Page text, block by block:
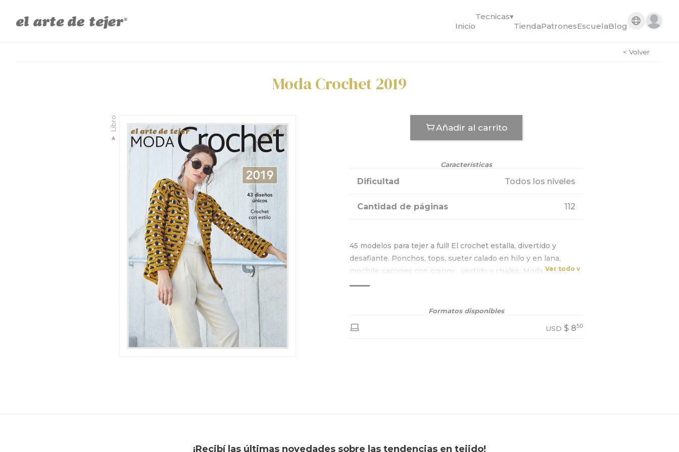
Inicio
Tecnicas▾
TiendaPatronesEscuelaBlog
< Volver
Moda Crochet 2019
▼
Libro Añadir al carrito
Características
Dificultad Todos los niveles
Cantidad de páginas 112
45 modelos para tejer a full! El crochet estalla, divertido y
desafiante. Ponchos, tops, sueter calado en hilo y en lana,
mochila, sacones con granny , vestido y chales. Moda mujer.
Patrones para principiantes y avanzados.
Ver todo v
Formatos disponibles
USD $ 850
¡Recibí las últimas novedades sobre las tendencias en tejido!